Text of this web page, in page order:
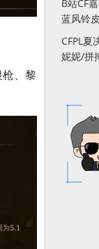
、黎
B站CF
蓝风铃
CFPL夏
妮妮/拼